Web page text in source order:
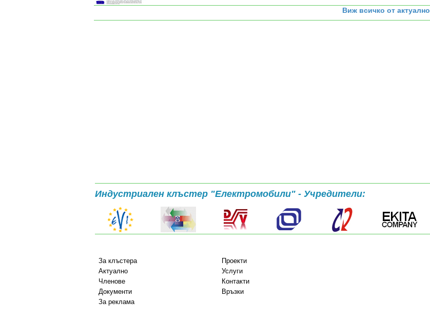
Виж всичко от актуално
Индустриален клъстер "Електромобили" - Учредители:
За клъстера
Проекти
Актуално
Услуги
Членове
Контакти
Документи
Връзки
За реклама